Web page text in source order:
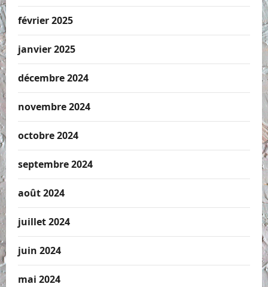
février 2025
janvier 2025
décembre 2024
novembre 2024
octobre 2024
septembre 2024
août 2024
juillet 2024
juin 2024
mai 2024